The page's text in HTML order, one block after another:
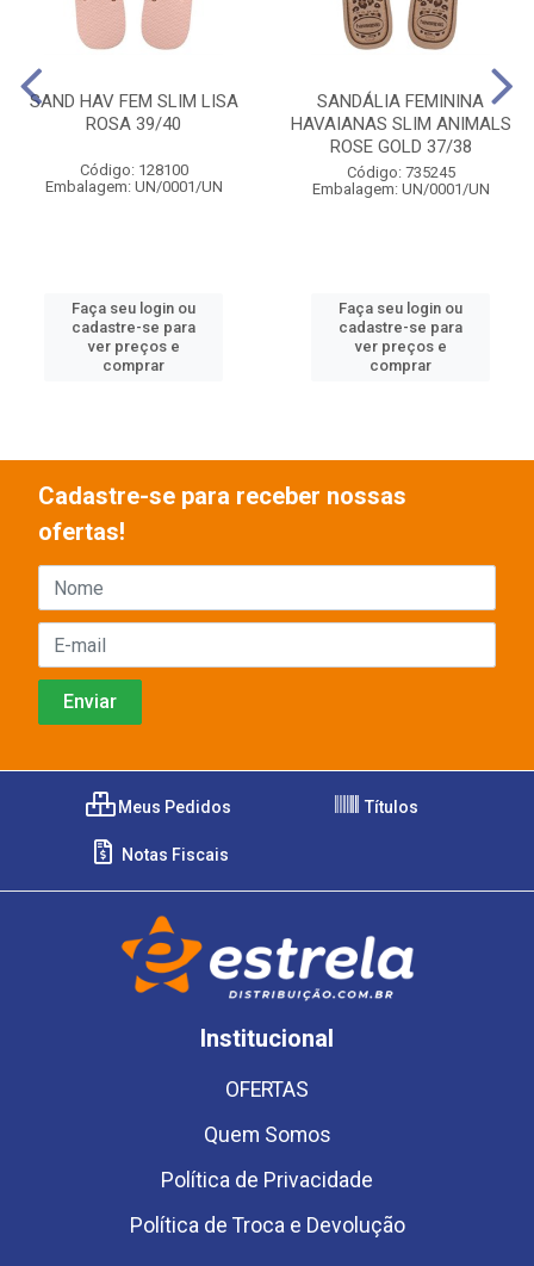
SAND HAV FEM SLIM LISA
ROSA 39/40
Código: 128100
Embalagem: UN/0001/UN
Faça seu login ou
cadastre-se para
ver preços e
comprar
SANDÁLIA FEMININA
HAVAIANAS SLIM ANIMALS
ROSE GOLD 37/38
Código: 735245
Embalagem: UN/0001/UN
Faça seu login ou
cadastre-se para
ver preços e
comprar
Cadastre-se para receber nossas
ofertas!
Meus Pedidos Títulos
Notas Fiscais
Institucional
OFERTAS
Quem Somos
Política de Privacidade
Política de Troca e Devolução